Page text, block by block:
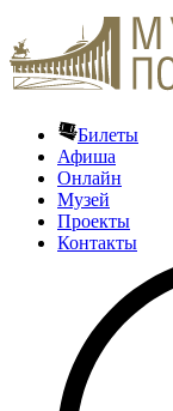
Билеты
Афиша
Онлайн
Музей
Проекты
Контакты